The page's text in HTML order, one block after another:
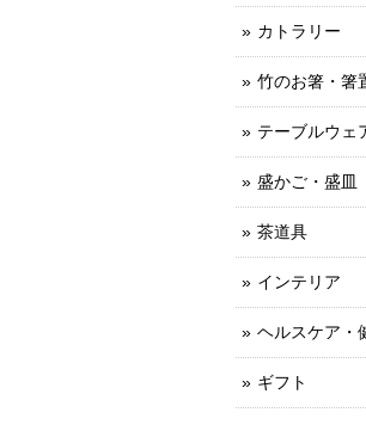
カトラリー
竹のお箸・箸
テーブルウェ
盛かご・盛皿
茶道具
インテリア
ヘルスケア・
ギフト